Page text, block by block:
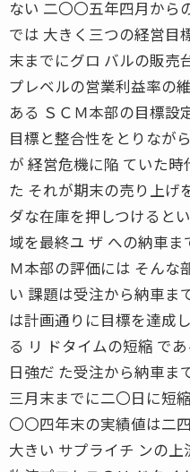
ない 二〇〇五年四月から
では 大きく三つの経営目
末までにグロ バルの販売
プレベルの営業利益率の
ある ＳＣＭ本部の目標設
目標と整合性をとりなが
が 経営危機に陥 ていた
た それが期末の売り上げ
ダな在庫を押しつけると
域を最終ユ ザ への納車
Ｍ本部の評価には そんな
い 課題は受注から納車ま
は計画通りに目標を達成
る リ ドタイムの短縮 で
日強だ た受注から納車ま
三月末までに二〇日に短
〇〇四年末の実績値は二
大きい サプライチ ンの